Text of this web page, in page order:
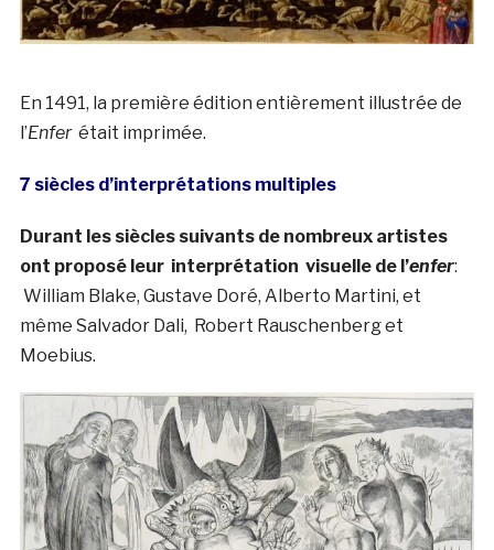
En 1491, la première édition entièrement illustrée de
l’Enferétait imprimée.
7 siècles d’interprétations multiples
Durant les siècles suivants de nombreux artistes
ont proposé leur interprétation visuelle de l’enfer:
William Blake, Gustave Doré, Alberto Martini, et
même Salvador Dali, Robert Rauschenberg et
Moebius.